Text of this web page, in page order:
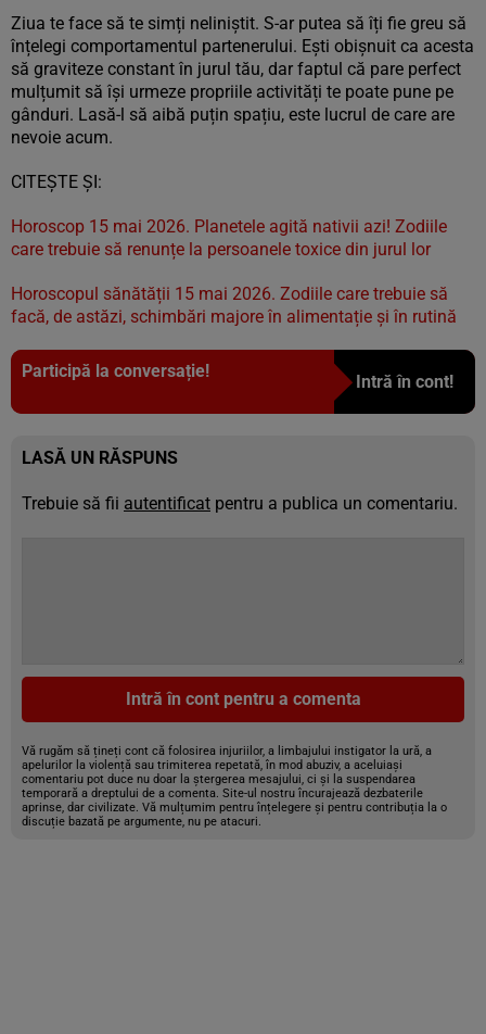
Ziua te face să te simți neliniștit. S-ar putea să îți fie greu să
înțelegi comportamentul partenerului. Ești obișnuit ca acesta
să graviteze constant în jurul tău, dar faptul că pare perfect
mulțumit să își urmeze propriile activități te poate pune pe
gânduri. Lasă-l să aibă puțin spațiu, este lucrul de care are
nevoie acum.
CITEȘTE ȘI:
Horoscop 15 mai 2026. Planetele agită nativii azi! Zodiile
care trebuie să renunțe la persoanele toxice din jurul lor
Horoscopul sănătății 15 mai 2026. Zodiile care trebuie să
facă, de astăzi, schimbări majore în alimentație și în rutină
Participă la conversație!
Intră în cont!
LASĂ UN RĂSPUNS
Trebuie să fii autentificat pentru a publica un comentariu.
Intră în cont pentru a comenta
Vă rugăm să țineți cont că folosirea injuriilor, a limbajului instigator la ură, a
apelurilor la violență sau trimiterea repetată, în mod abuziv, a aceluiași
comentariu pot duce nu doar la ștergerea mesajului, ci și la suspendarea
temporară a dreptului de a comenta. Site-ul nostru încurajează dezbaterile
aprinse, dar civilizate. Vă mulțumim pentru înțelegere și pentru contribuția la o
discuție bazată pe argumente, nu pe atacuri.